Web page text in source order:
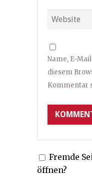
Name, E-
diesem
Kommentar
Fremde
öffnen?